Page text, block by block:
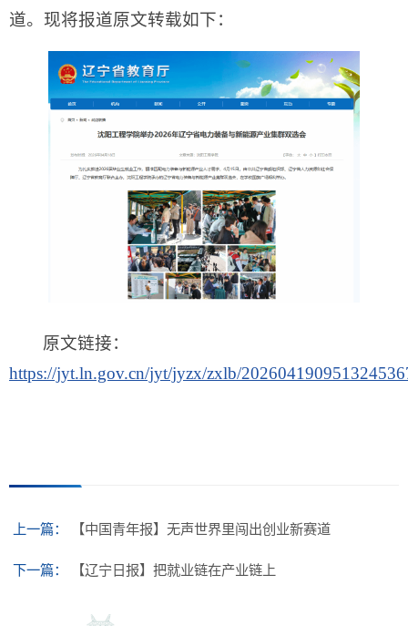
道。现将报道原文转载如下：
原文链接：
https://jyt.ln.gov.cn/jyt/jyzx/zxlb/
上一篇： 【中国青年报】无声世界里闯出创业新赛道
下一篇： 【辽宁日报】把就业链在产业链上